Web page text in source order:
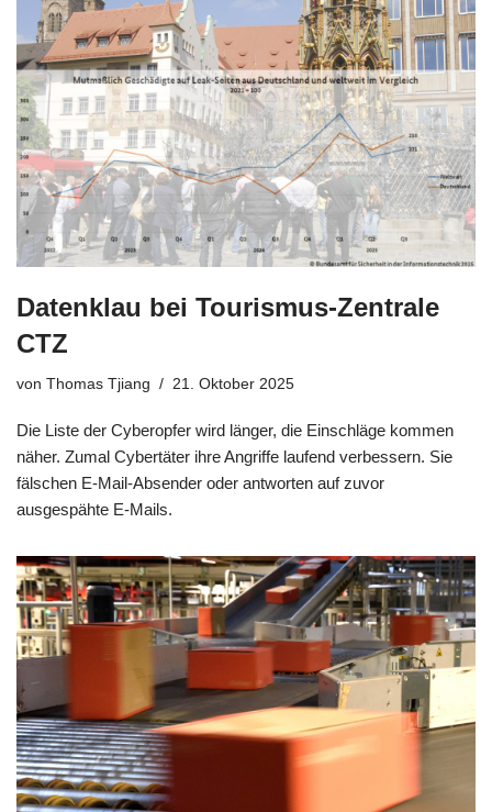
Datenklau bei Tourismus-Zentrale
CTZ
von Thomas Tjiang 21. Oktober 2025
Die Liste der Cyberopfer wird länger, die Einschläge kommen
näher. Zumal Cybertäter ihre Angriffe laufend verbessern. Sie
fälschen E-Mail-Absender oder antworten auf zuvor
ausgespähte E-Mails.